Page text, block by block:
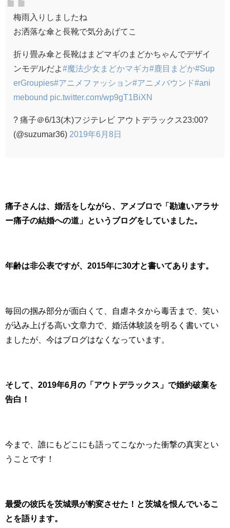
梅雨入りしましたね
お洒落な傘と長靴で気分あげてこ
折り畳み傘と長靴はまどマギのまどかちゃんでデザイ
ンモデルだよ#魔法少女まどかマギカ#鹿目まどか#Sup
erGroupies#アニメファッション#アニメバウンド#ani
mebound pic.twitter.com/wp9gT1BiXN
? 痛子＠6/13(木)フジテレビ アウトデラックス23:00?
(@suzumar36) 2019年6月8日
痛子さんは、婚活をしながら、アメブロで「勘違いアラサ
ー痛子の結婚への道」というブログをしていました。
年齢は非公表ですが、2015年に30才と書いてあります。
毎回の掴み部分が面白くて、自虐ネタから毒舌まで、笑い
が込み上げる高い文章力で、婚活体験談を明るく書いてい
ましたが、今はブログはなくなっています。
そして、2019年6月の「アウトデラックス」で婚約破棄を
告白！
今まで、誰にもどこにも語ってこなかった衝撃の真実とい
うことです！
最愛の彼氏を茨城県が豹変させた！と茨城を恨んでいるこ
とを語ります。